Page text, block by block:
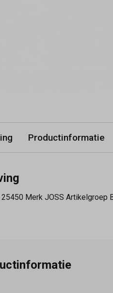
Productinformatie
Merk JOSS Artikelgroep